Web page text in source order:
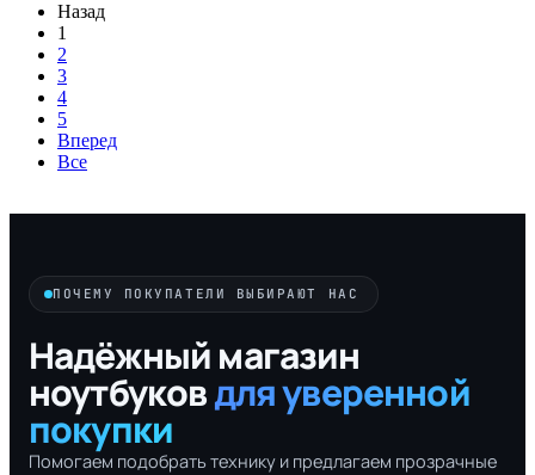
Назад
1
2
3
4
5
Вперед
Все
ПОЧЕМУ ПОКУПАТЕЛИ ВЫБИРАЮТ НАС
Надёжный магазин
ноутбуковдля уверенной
покупки
Помогаем подобрать технику и предлагаем прозрачные